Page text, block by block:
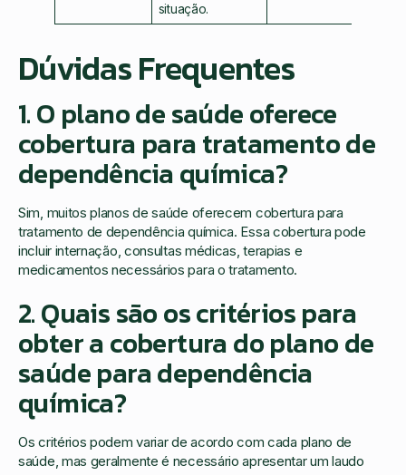
situação.
Dúvidas Frequentes
1. O plano de saúde oferece
cobertura para tratamento de
dependência química?
Sim, muitos planos de saúde oferecem cobertura para
tratamento de dependência química. Essa cobertura pode
incluir internação, consultas médicas, terapias e
medicamentos necessários para o tratamento.
2. Quais são os critérios para
obter a cobertura do plano de
saúde para dependência
química?
Os critérios podem variar de acordo com cada plano de
saúde, mas geralmente é necessário apresentar um laudo